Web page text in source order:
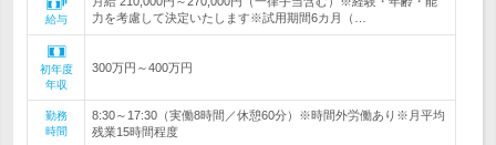
給与
力を考慮して決定いたします※試用期間6カ月（…
初年度
年収
300万円～400万円
勤務
時間
8:30～17:30（実働8時間／休憩60分）※時間外労働あり※月平均
残業15時間程度